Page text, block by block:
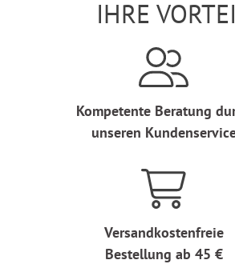
IHRE
Kompetente Beratung
unseren
Versandkostenfreie
Bestellung ab 45 €